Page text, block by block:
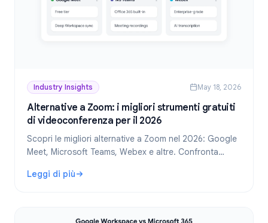
Industry Insights May 18, 2026
Alternative a Zoom: i migliori strumenti gratuiti
di videoconferenza per il 2026
Scopri le migliori alternative a Zoom nel 2026: Google
Meet, Microsoft Teams, Webex e altre. Confronta
Leggi di più
: Alternative a Zoom: i migliori strumenti gratuiti di